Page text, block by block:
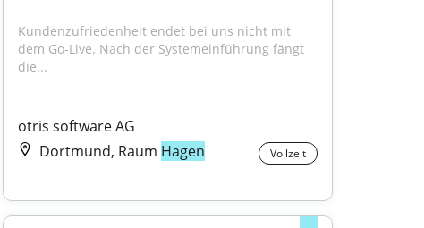
Kundenzufriedenheit endet bei uns nicht mit
dem Go-Live. Nach der Systemeinführung fängt
die...
otris software AG
Dortmund, Raum Hagen Vollzeit